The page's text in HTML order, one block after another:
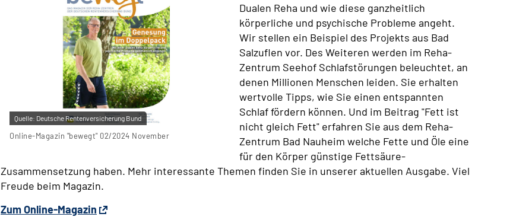
Quelle: Deutsche Rentenversicherung Bund
Online-Magazin "bewegt" 02/2024 November
Dualen Reha und wie diese ganzheitlich
körperliche und psychische Probleme angeht.
Wir stellen ein Beispiel des Projekts aus Bad
Salzuflen vor. Des Weiteren werden im Reha-
Zentrum Seehof Schlafstörungen beleuchtet, an
denen Millionen Menschen leiden. Sie erhalten
wertvolle Tipps, wie Sie einen entspannten
Schlaf fördern können. Und im Beitrag "Fett ist
nicht gleich Fett" erfahren Sie aus dem Reha-
Zentrum Bad Nauheim welche Fette und Öle eine
für den Körper günstige Fettsäure-
Zusammensetzung haben. Mehr interessante Themen finden Sie in unserer aktuellen Ausgabe. Viel
Freude beim Magazin.
Zum Online-Magazin